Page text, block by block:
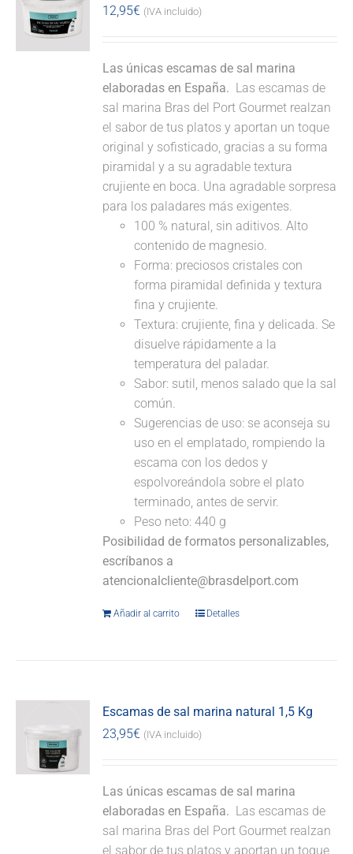
12,95€ (IVA incluido)
Las únicas escamas de sal marina
elaboradas en España. Las escamas de
sal marina Bras del Port Gourmet realzan
el sabor de tus platos y aportan un toque
original y sofisticado, gracias a su forma
piramidal y a su agradable textura
crujiente en boca. Una agradable sorpresa
para los paladares más exigentes.
100 % natural, sin aditivos. Alto
contenido de magnesio.
Forma: preciosos cristales con
forma piramidal definida y textura
fina y crujiente.
Textura: crujiente, fina y delicada. Se
disuelve rápidamente a la
temperatura del paladar.
Sabor: sutil, menos salado que la sal
común.
Sugerencias de uso: se aconseja su
uso en el emplatado, rompiendo la
escama con los dedos y
espolvoreándola sobre el plato
terminado, antes de servir.
Peso neto: 440 g
Posibilidad de formatos personalizables,
escríbanos a
atencionalcliente@brasdelport.com
Añadir al carrito Detalles
Escamas de sal marina natural 1,5 Kg
23,95€ (IVA incluido)
Las únicas escamas de sal marina
elaboradas en España. Las escamas de
sal marina Bras del Port Gourmet realzan
el sabor de tus platos y aportan un toque